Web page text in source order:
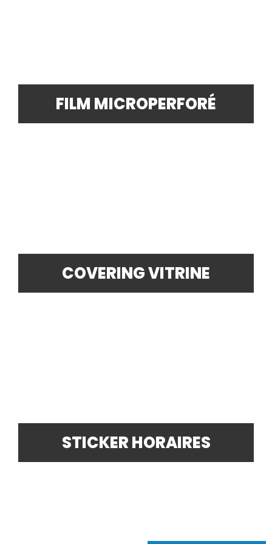
FILM MICROPERFORÉ
COVERING VITRINE
STICKER HORAIRES